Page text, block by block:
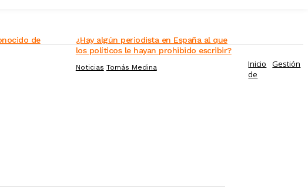
de
¿Hay algún periodista en España al que
los políticos le hayan prohibido escribir?
Noticias Tomás Medina Inicio
Gestión
de